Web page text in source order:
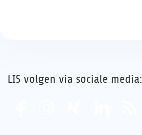
LIS volgen via sociale media: